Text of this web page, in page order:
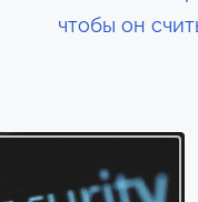
чтобы он